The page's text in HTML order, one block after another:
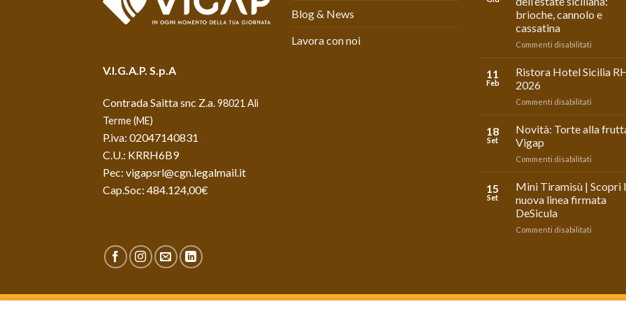
V.I.G.A.P. S.p.A
Contrada Saitta snc Z.a.98021 Alì
Terme (ME)
P.iva: 02047140831
C.U.: KRRH6B9
Pec: vigapsrl@cgn.legalmail.it
Cap.Soc: 484.124,00€
Blog & News
Lavora con noi
brioche, cannolo e
cassatina
Commenti disabilitati
brioche,
11
Feb
Ristora Hotel Sicilia
2026
Commenti disabilitati
Hotel
18
Set
Novità: Torte alla
Vigap
Commenti disabilitati
Torte
frutta
15
Set
Mini Tiramisù | Scopri
nuova linea firmata
DeSicula
Commenti disabilitati
nuova